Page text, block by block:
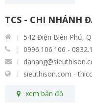
TCS - CHI NHÁNH
542 Điện Biên Phủ,
0996.106.106 -
sieuthison.com -
xem bản đồ